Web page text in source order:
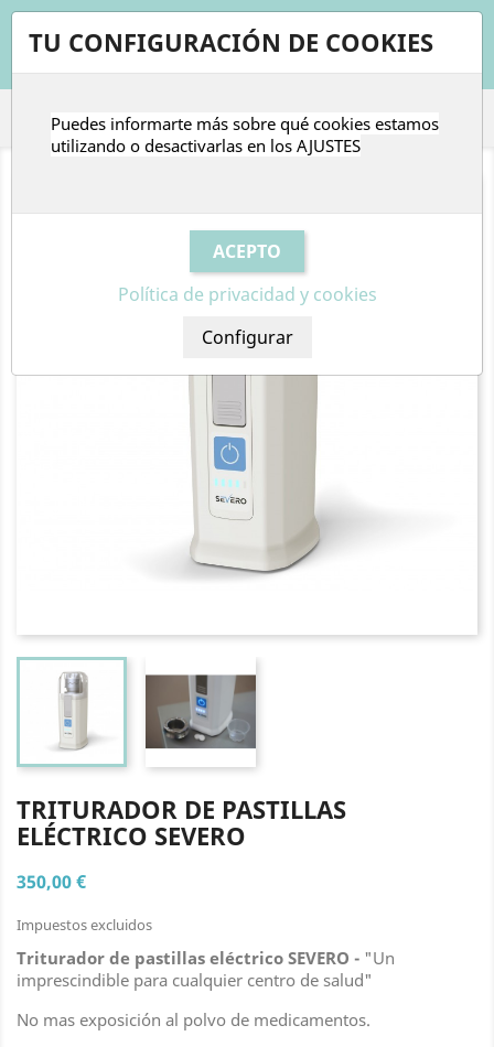
 
TRITURADOR DE PASTILLAS
ELÉCTRICO SEVERO
350,00 €
Impuestos excluidos
Triturador de pastillas eléctrico SEVERO - "Un
imprescindible para cualquier centro de salud"
No mas exposición al polvo de medicamentos.
TU CONFIGURACIÓN DE COOKIES
Puedes informarte más sobre qué cookies estamos
utilizando o desactivarlas en los AJUSTES
Política de privacidad y cookies